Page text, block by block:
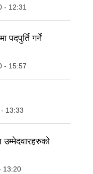
- 12:31
पदपुर्ति गर्ने
- 15:57
13:33
13:20